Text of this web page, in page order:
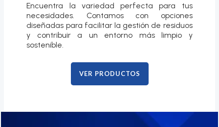
Encuentra la variedad perfecta para tus
necesidades. Contamos con opciones
diseñadas para facilitar la gestión de residuos
y contribuir a un entorno más limpio y
sostenible.
VER PRODUCTOS